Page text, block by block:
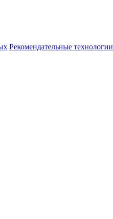
Рекомендательные технологии